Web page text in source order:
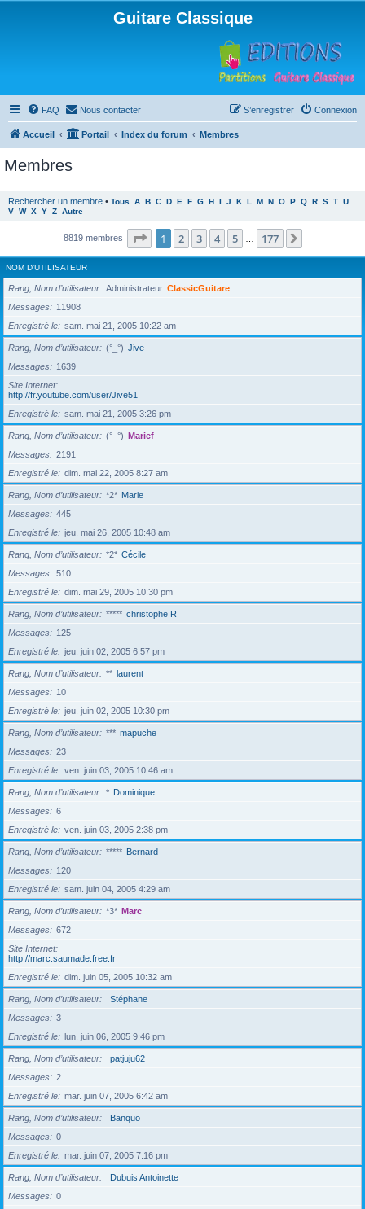
Guitare Classique
FAQ Nous contacter Connexion
S’enregistrer
Accueil Portail Index du forum Membres
Membres
Rechercher un membre • Tous A B C D E F G H I J K L M N O P Q R S T U
V W X Y Z Autre
8819 membres Page 1sur177
1 2 3 4 5 177
NOM D’UTILISATEUR
Rang, Nom d’utilisateur Administrateur ClassicGuitare
Messages
11908
Enregistré le
sam. mai 21, 2005 10:22 am
Rang, Nom d’utilisateur (°_°) Jive
Messages
1639
Site Internet
http://fr.youtube.com/user/Jive51
Enregistré le
sam. mai 21, 2005 3:26 pm
Rang, Nom d’utilisateur (°_°) Marief
Messages
2191
Enregistré le
dim. mai 22, 2005 8:27 am
Rang, Nom d’utilisateur *2* Marie
Messages
445
Enregistré le
jeu. mai 26, 2005 10:48 am
Rang, Nom d’utilisateur *2* Cécile
Messages
510
Enregistré le
dim. mai 29, 2005 10:30 pm
Rang, Nom d’utilisateur ***** christophe R
Messages
125
Enregistré le
jeu. juin 02, 2005 6:57 pm
Rang, Nom d’utilisateur ** laurent
Messages
10
Enregistré le
jeu. juin 02, 2005 10:30 pm
Rang, Nom d’utilisateur *** mapuche
Messages
23
Enregistré le
ven. juin 03, 2005 10:46 am
Rang, Nom d’utilisateur * Dominique
Messages
6
Enregistré le
ven. juin 03, 2005 2:38 pm
Rang, Nom d’utilisateur ***** Bernard
Messages
120
Enregistré le
sam. juin 04, 2005 4:29 am
Rang, Nom d’utilisateur *3* Marc
Messages
672
Site Internet
http://marc.saumade.free.fr
Enregistré le
dim. juin 05, 2005 10:32 am
Rang, Nom d’utilisateur
Stéphane
Messages
3
Enregistré le
lun. juin 06, 2005 9:46 pm
Rang, Nom d’utilisateur
patjuju62
Messages
2
Enregistré le
mar. juin 07, 2005 6:42 am
Rang, Nom d’utilisateur
Banquo
Messages
0
Enregistré le
mar. juin 07, 2005 7:16 pm
Rang, Nom d’utilisateur
Dubuis Antoinette
Messages
0